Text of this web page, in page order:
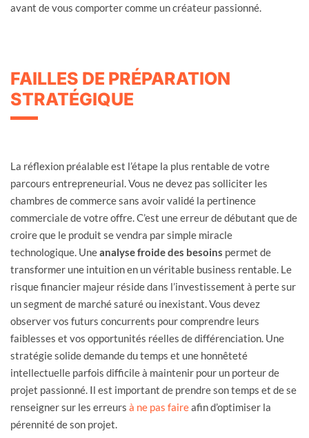
avant de vous comporter comme un créateur passionné.
FAILLES DE PRÉPARATION
STRATÉGIQUE
La réflexion préalable est l’étape la plus rentable de votre
parcours entrepreneurial. Vous ne devez pas solliciter les
chambres de commerce sans avoir validé la pertinence
commerciale de votre offre. C’est une erreur de débutant que de
croire que le produit se vendra par simple miracle
technologique. Uneanalyse froide des besoins permet de
transformer une intuition en un véritable business rentable. Le
risque financier majeur réside dans l’investissement à perte sur
un segment de marché saturé ou inexistant. Vous devez
observer vos futurs concurrents pour comprendre leurs
faiblesses et vos opportunités réelles de différenciation. Une
stratégie solide demande du temps et une honnêteté
intellectuelle parfois difficile à maintenir pour un porteur de
projet passionné. Il est important de prendre son temps et de se
renseigner sur les erreurs à ne pas faireafin d’optimiser la
pérennité de son projet.